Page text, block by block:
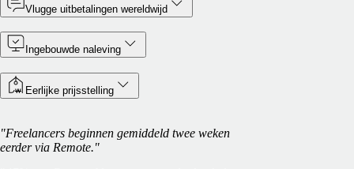
Vlugge uitbetalingen wereldwijd
Ingebouwde naleving
Eerlijke prijsstelling
"Freelancers beginnen gemiddeld twee weken
eerder via Remote."